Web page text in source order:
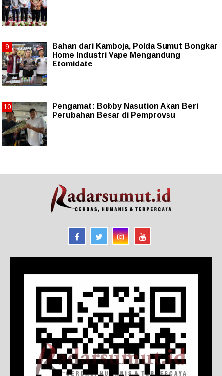
Bahan dari Kamboja, Polda Sumut Bongkar
Home Industri Vape Mengandung
Etomidate
Pengamat: Bobby Nasution Akan Beri
Perubahan Besar di Pemprovsu